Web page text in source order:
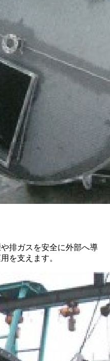
排ガスを安全に外部へ導
を支えます。